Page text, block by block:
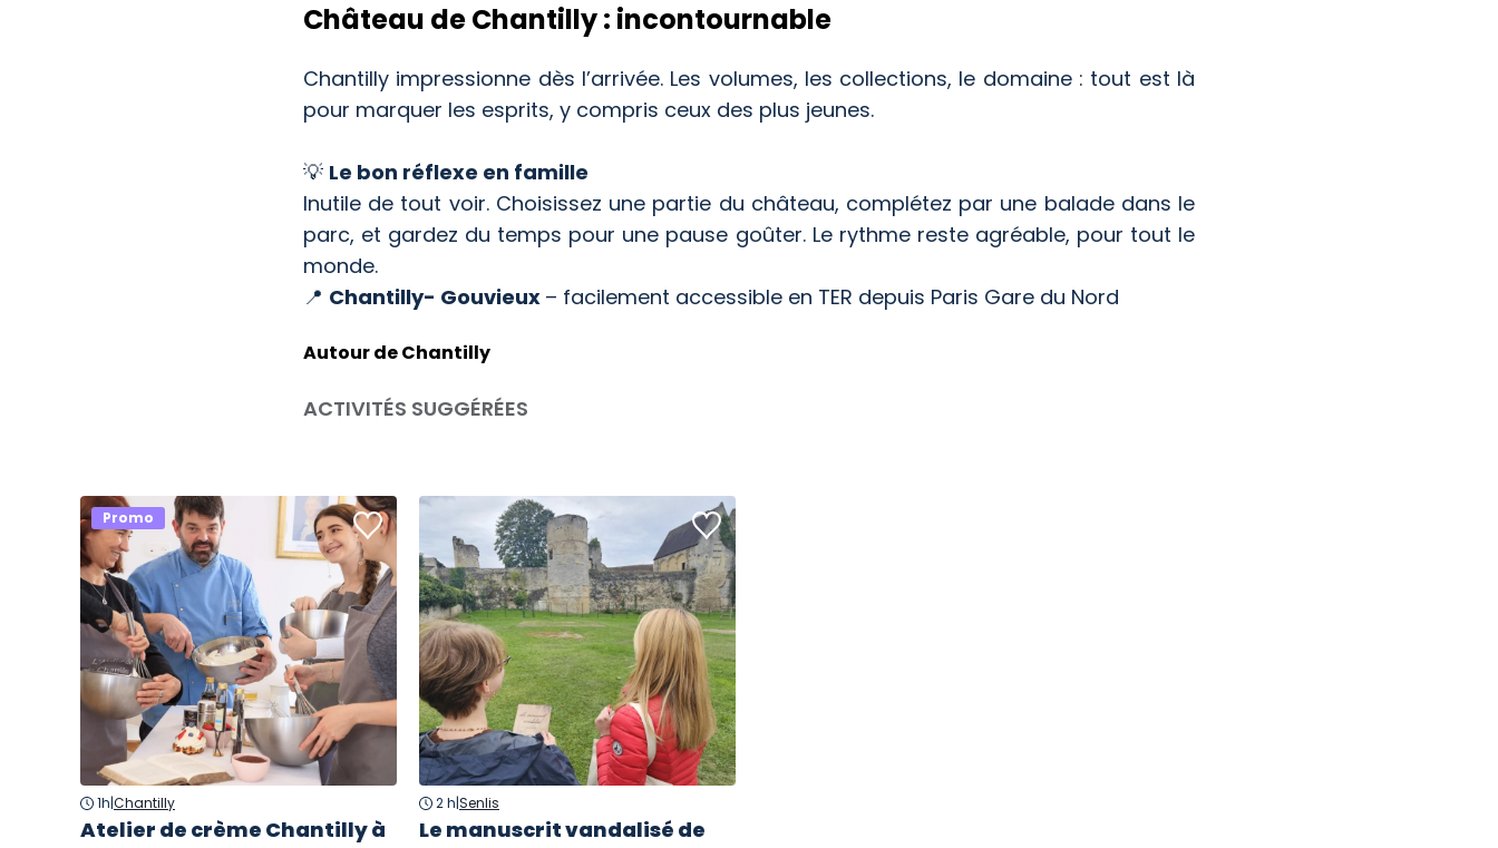
Château de Chantilly : incontournable
Chantilly impressionne dès l’arrivée. Les volumes, les collections, le domaine : tout est là
pour marquer les esprits, y compris ceux des plus jeunes.
💡 Le bon réflexe en famille
Inutile de tout voir. Choisissez une partie du château, complétez par une balade dans le
parc, et gardez du temps pour une pause goûter. Le rythme reste agréable, pour tout le
monde.
📍 Chantilly- Gouvieux – facilement accessible en TER depuis Paris Gare du Nord
Autour de Chantilly
ACTIVITÉS SUGGÉRÉES
Promo
1h|Chantilly
Atelier de crème Chantilly à
2 h|Senlis
Le manuscrit vandalisé de